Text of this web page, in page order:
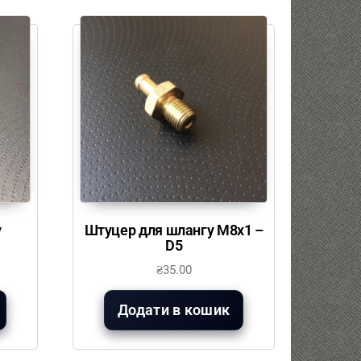
Штуцер для шлангу М8х1 –
D5
₴35.00
Додати в кошик